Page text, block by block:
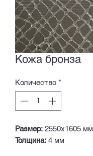
Кожа бронза
Количество *
Размер: 2550х1605 мм
Толщина: 4 мм